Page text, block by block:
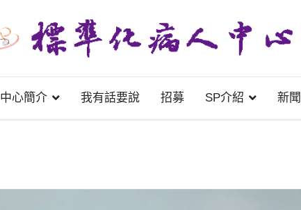
中心簡介 我有話要說 招募 SP介紹 新